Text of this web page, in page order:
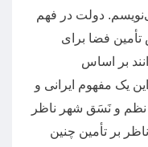
. دولت در فهم
فضا برای
بر اساس
یک مفهوم ایرانی و
نظم و نَسَق شهر ناظر
ناظر بر تأمین چنین